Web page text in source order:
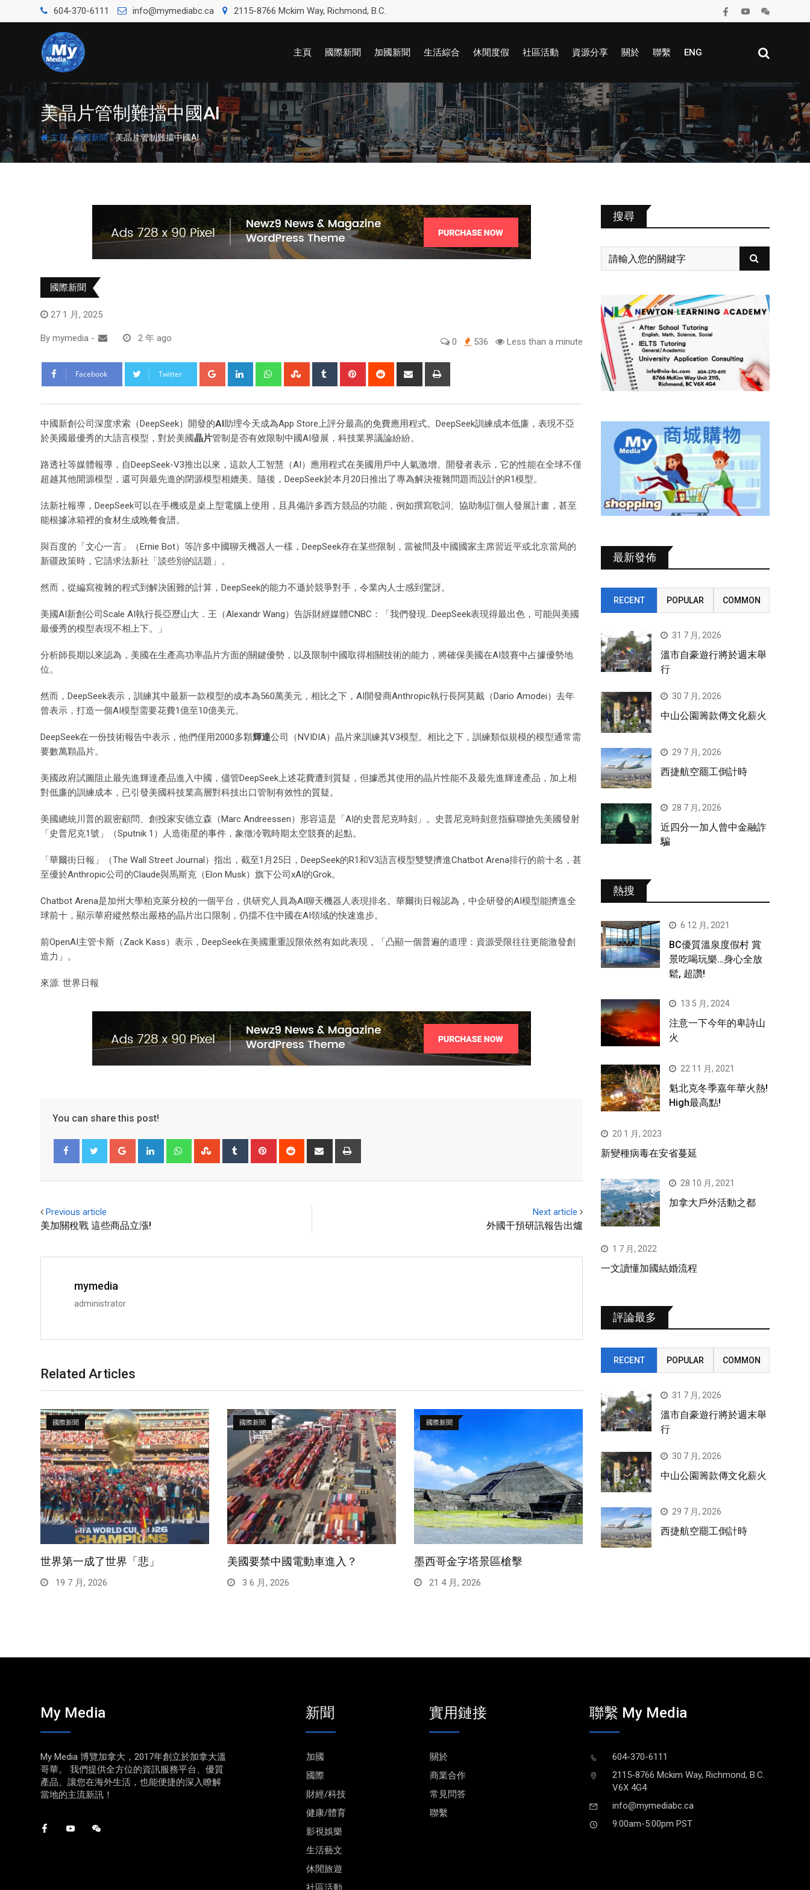
604-370-6111 info@mymediabc.ca 2115-8766 Mckim Way, Richmond, B.C.
主頁 國際新聞 加國新聞 生活綜合 休閒度假 社區活動 資源分享 關於 聯繫 ENG
美晶片管制難擋中國AI
主頁-國際新聞-美晶片管制難擋中國AI
國際新聞
27 1 月, 2025
By mymedia - 2 年 ago 0 536 Less than a minute
Facebook Twitter
中國新創公司深度求索（DeepSeek）開發的AI助理今天成為App Store上評分最高的免費應用程式。DeepSeek訓練成本低廉，表現不亞
於美國最優秀的大語言模型，對於美國晶片管制是否有效限制中國AI發展，科技業界議論紛紛。
路透社等媒體報導，自DeepSeek-V3推出以來，這款人工智慧（AI）應用程式在美國用戶中人氣激增。開發者表示，它的性能在全球不僅
超越其他開源模型，還可與最先進的閉源模型相媲美。隨後，DeepSeek於本月20日推出了專為解決複雜問題而設計的R1模型。
法新社報導，DeepSeek可以在手機或是桌上型電腦上使用，且具備許多西方競品的功能，例如撰寫歌詞、協助制訂個人發展計畫，甚至
能根據冰箱裡的食材生成晚餐食譜。
與百度的「文心一言」（Ernie Bot）等許多中國聊天機器人一樣，DeepSeek存在某些限制，當被問及中國國家主席習近平或北京當局的
新疆政策時，它請求法新社「談些別的話題」。
然而，從編寫複雜的程式到解決困難的計算，DeepSeek的能力不遜於競爭對手，令業內人士感到驚訝。
美國AI新創公司Scale AI執行長亞歷山大．王（Alexandr Wang）告訴財經媒體CNBC：「我們發現…DeepSeek表現得最出色，可能與美國
最優秀的模型表現不相上下。」
分析師長期以來認為，美國在生產高功率晶片方面的關鍵優勢，以及限制中國取得相關技術的能力，將確保美國在AI競賽中占據優勢地
位。
然而，DeepSeek表示，訓練其中最新一款模型的成本為560萬美元，相比之下，AI開發商Anthropic執行長阿莫戴（Dario Amodei）去年
曾表示，打造一個AI模型需要花費1億至10億美元。
DeepSeek在一份技術報告中表示，他們僅用2000多顆輝達公司（NVIDIA）晶片來訓練其V3模型。相比之下，訓練類似規模的模型通常需
要數萬顆晶片。
美國政府試圖阻止最先進輝達產品進入中國，儘管DeepSeek上述花費遭到質疑，但據悉其使用的晶片性能不及最先進輝達產品，加上相
對低廉的訓練成本，已引發美國科技業高層對科技出口管制有效性的質疑。
美國總統川普的親密顧問、創投家安德立森（Marc Andreessen）形容這是「AI的史普尼克時刻」。史普尼克時刻意指蘇聯搶先美國發射
「史普尼克1號」（Sputnik 1）人造衛星的事件，象徵冷戰時期太空競賽的起點。
「華爾街日報」（The Wall Street Journal）指出，截至1月25日，DeepSeek的R1和V3語言模型雙雙擠進Chatbot Arena排行的前十名，甚
至優於Anthropic公司的Claude與馬斯克（Elon Musk）旗下公司xAI的Grok。
Chatbot Arena是加州大學柏克萊分校的一個平台，供研究人員為AI聊天機器人表現排名。華爾街日報認為，中企研發的AI模型能擠進全
球前十，顯示華府縱然祭出嚴格的晶片出口限制，仍擋不住中國在AI領域的快速進步。
前OpenAI主管卡斯（Zack Kass）表示，DeepSeek在美國重重設限依然有如此表現，「凸顯一個普遍的道理：資源受限往往更能激發創
造力」。
來源: 世界日報
You can share this post!
Previous article
美加關稅戰 這些商品立漲!
Next article
外國干預研訊報告出爐
mymedia
administrator
Related Articles
國際新聞
世界第一成了世界「悲」
19 7 月, 2026
國際新聞
美國要禁中國電動車進入？
3 6 月, 2026
國際新聞
墨西哥金字塔景區槍擊
21 4 月, 2026
搜尋
最新發佈
RECENT POPULAR COMMON
31 7 月, 2026
溫市自豪遊行將於週末舉
行
30 7 月, 2026
中山公園籌款傳文化薪火
29 7 月, 2026
西捷航空罷工倒計時
28 7 月, 2026
近四分一加人曾中金融詐
騙
熱搜
6 12 月, 2021
BC優質溫泉度假村 賞
景吃喝玩樂…身心全放
鬆, 超讚!
13 5 月, 2024
注意一下今年的卑詩山
火
22 11 月, 2021
魁北克冬季嘉年華火熱!
High最高點!
20 1 月, 2023
新變種病毒在安省蔓延
28 10 月, 2021
加拿大戶外活動之都
1 7 月, 2022
一文讀懂加國結婚流程
評論最多
RECENT POPULAR COMMON
31 7 月, 2026
溫市自豪遊行將於週末舉
行
30 7 月, 2026
中山公園籌款傳文化薪火
29 7 月, 2026
西捷航空罷工倒計時
My Media
My Media 博覽加拿大，2017年創立於加拿大溫
哥華。 我們提供全方位的資訊服務平台、優質
產品、讓您在海外生活，也能便捷的深入瞭解
當地的主流新訊！
新聞
加國
國際
財經/科技
健康/體育
影視娛樂
生活藝文
休閒旅遊
社區活動
實用鏈接
關於
商業合作
常見問答
聯繫
聯繫 My Media
604-370-6111
2115-8766 Mckim Way, Richmond, B.C.
V6X 4G4
info@mymediabc.ca
9:00am-5:00pm PST